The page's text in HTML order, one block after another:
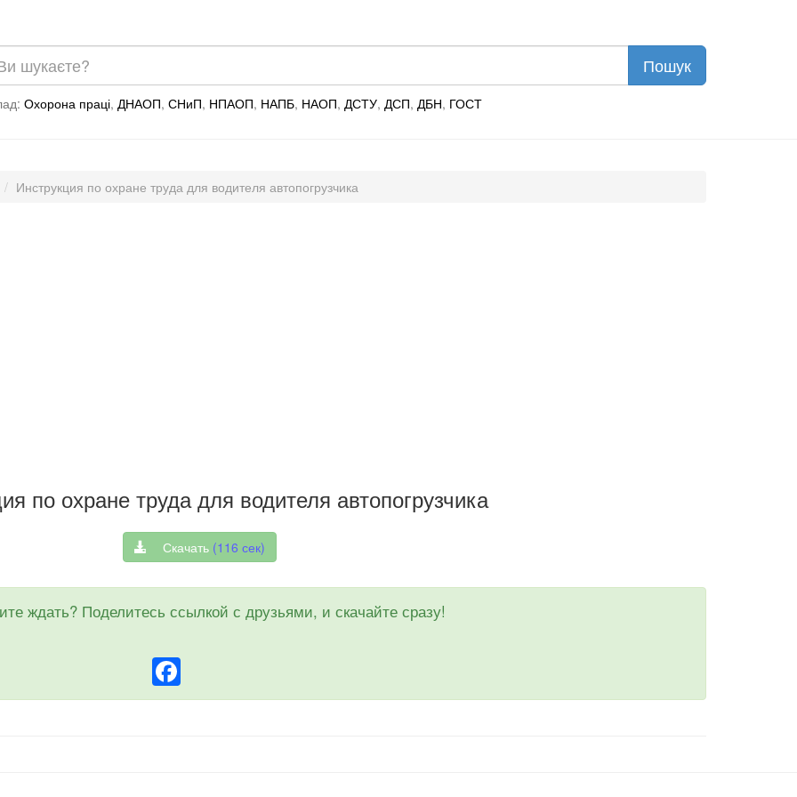
Охорона праці, ДНАОП, СНиП, НПАОП, НАПБ, НАОП, ДСТУ, ДСП, ДБН, ГОСТ
Инструкция по охране труда для водителя автопогрузчика
по охране труда для водителя автопогрузчика
Скачать (116 сек)
ждать? Поделитесь ссылкой с друзьями, и скачайте сразу!
Facebook